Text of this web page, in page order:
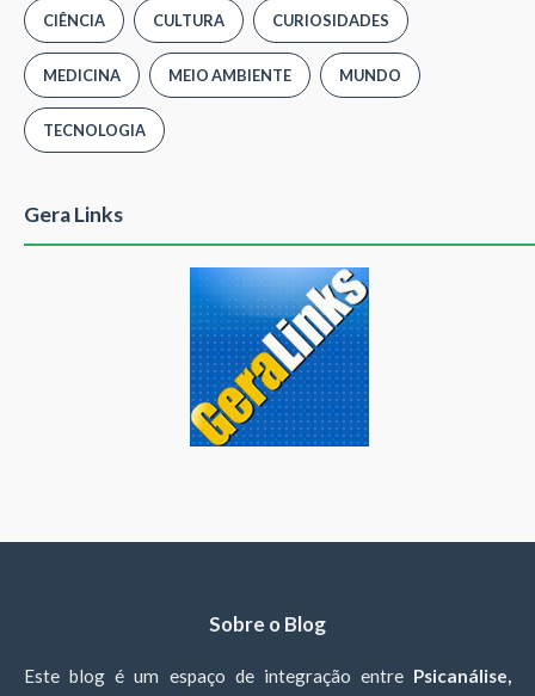
CIÊNCIA CULTURA CURIOSIDADES
MEDICINA MEIO AMBIENTE MUNDO
TECNOLOGIA
Gera Links
Sobre o Blog
Este blog é um espaço de integração entre Psicanálise,